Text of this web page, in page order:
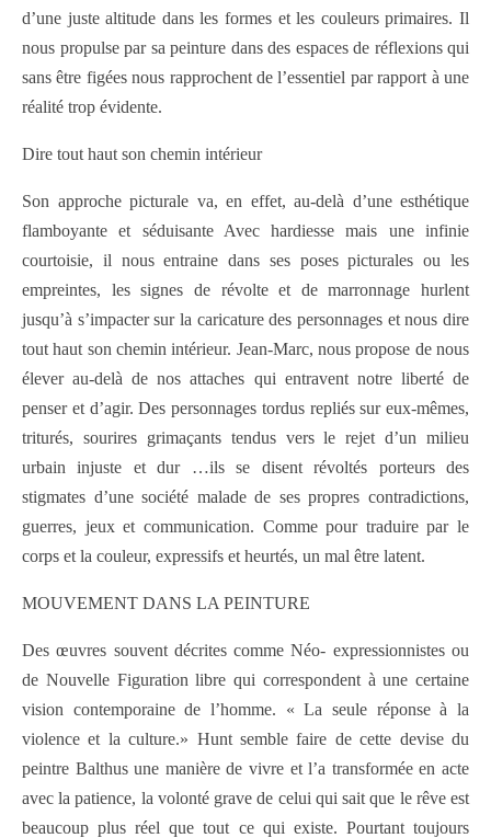
d’une juste altitude dans les formes et les couleurs primaires. Il
nous propulse par sa peinture dans des espaces de réflexions qui
sans être figées nous rapprochent de l’essentiel par rapport à une
réalité trop évidente.
Dire tout haut son chemin intérieur
Son approche picturale va, en effet, au-delà d’une esthétique
flamboyante et séduisante Avec hardiesse mais une infinie
courtoisie, il nous entraine dans ses poses picturales ou les
empreintes, les signes de révolte et de marronnage hurlent
jusqu’à s’impacter sur la caricature des personnages et nous dire
tout haut son chemin intérieur. Jean-Marc, nous propose de nous
élever au-delà de nos attaches qui entravent notre liberté de
penser et d’agir. Des personnages tordus repliés sur eux-mêmes,
triturés, sourires grimaçants tendus vers le rejet d’un milieu
urbain injuste et dur …ils se disent révoltés porteurs des
stigmates d’une société malade de ses propres contradictions,
guerres, jeux et communication. Comme pour traduire par le
corps et la couleur, expressifs et heurtés, un mal être latent.
MOUVEMENT DANS LA PEINTURE
Des œuvres souvent décrites comme Néo- expressionnistes ou
de Nouvelle Figuration libre qui correspondent à une certaine
vision contemporaine de l’homme. « La seule réponse à la
violence et la culture.» Hunt semble faire de cette devise du
peintre Balthus une manière de vivre et l’a transformée en acte
avec la patience, la volonté grave de celui qui sait que le rêve est
beaucoup plus réel que tout ce qui existe. Pourtant toujours